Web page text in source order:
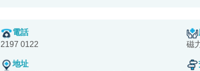
電話
2197 0122
地址
磁